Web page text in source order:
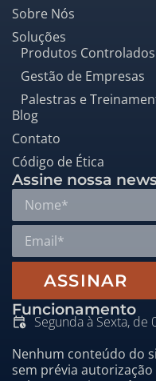
Sobre Nós
Soluções
Produtos Controlados
Gestão de Empresas
Palestras e
Blog
Contato
Código de Ética
Assine nossa
ASSINAR
Funcionamento
Segunda à Sexta,
Nenhum conteúdo do
sem prévia